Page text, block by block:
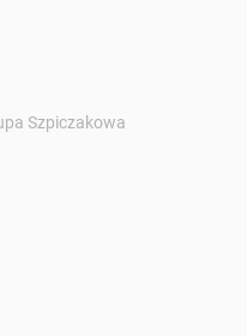
Szpiczakowa